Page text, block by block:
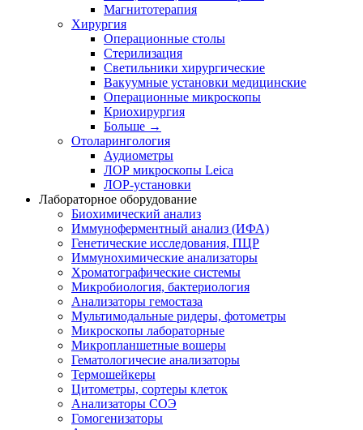
Магнитотерапия
Хирургия
Операционные столы
Стерилизация
Светильники хирургические
Вакуумные установки медицинские
Операционные микроскопы
Криохирургия
Больше →
Отоларингология
Аудиометры
ЛОР микроскопы Leica
ЛОР-установки
Лабораторное оборудование
Биохимический анализ
Иммуноферментный анализ (ИФА)
Генетические исследования, ПЦР
Иммунохимические анализаторы
Хроматографические системы
Микробиология, бактериология
Анализаторы гемостаза
Мультимодальные ридеры, фотометры
Микроскопы лабораторные
Микропланшетные вошеры
Гематологичесие анализаторы
Термошейкеры
Цитометры, сортеры клеток
Анализаторы СОЭ
Гомогенизаторы